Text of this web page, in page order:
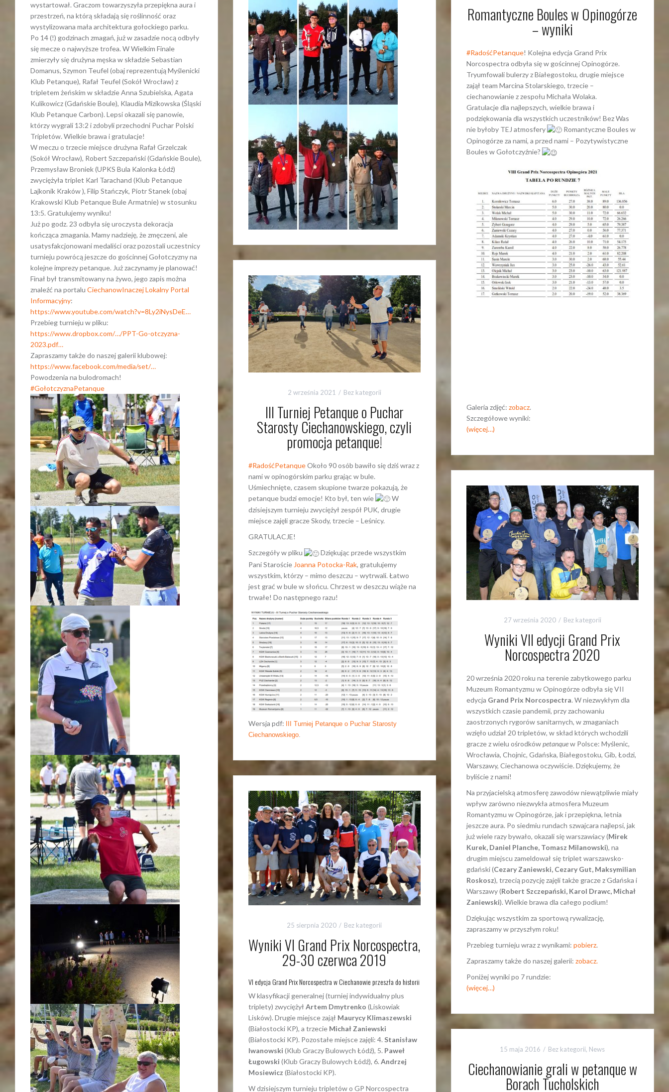
wystartował. Graczom towarzyszyła przepiękna aura i
przestrzeń, na którą składają się roślinność oraz
wystylizowana mała architektura gołockiego parku.
Po 14 (!) godzinach zmagań, już w zasadzie nocą odbyły
się mecze o najwyższe trofea. W Wielkim Finale
zmierzyły się drużyna męska w składzie Sebastian
Domanus, Szymon Teufel (obaj reprezentują Myślenicki
Klub Petanque), Rafał Teufel (Sokół Wrocław) z
tripletem żeńskim w składzie Anna Szubielska, Agata
Kulikowicz (Gdańskie Boule), Klaudia Mizikowska (Śląski
Klub Petanque Carbon). Lepsi okazali się panowie,
którzy wygrali 13:2 i zdobyli przechodni Puchar Polski
Tripletów. Wielkie brawa i gratulacje!
W meczu o trzecie miejsce drużyna Rafał Grzelczak
(Sokół Wrocław), Robert Szczepański (Gdańskie Boule),
Przemysław Broniek (UPKS Bula Kalonka Łódź)
zwyciężyła triplet Karl Tarachand (Klub Petanque
Lajkonik Kraków ), Filip Stańczyk, Piotr Stanek (obaj
Krakowski Klub Petanque Bule Armatnie) w stosunku
13:5. Gratulujemy wyniku!
Już po godz. 23 odbyła się uroczysta dekoracja
kończąca zmagania. Mamy nadzieję, że zmęczeni, ale
usatysfakcjonowani medaliści oraz pozostali uczestnicy
turnieju powrócą jeszcze do gościnnej Gołotczyzny na
kolejne imprezy petanque. Już zaczynamy je planować!
Finał był transmitowany na żywo, jego zapis można
znaleźć na portalu CiechanowInaczej Lokalny Portal
Informacyjny:
https://www.youtube.com/watch?v=8Ly2iNysDeE…
Przebieg turnieju w pliku:
https://www.dropbox.com/…/PPT-Go-otczyzna-
2023.pdf…
Zapraszamy także do naszej galerii klubowej:
https://www.facebook.com/media/set/…
Powodzenia na bulodromach!
#GołotczyznaPetanque
Romantyczne Boules w Opinogórze
– wyniki
#RadośćPetanque! Kolejna edycja Grand Prix
Norcospectra odbyła się w gościnnej Opinogórze.
Tryumfowali bulerzy z Białegostoku, drugie miejsce
zajął team Marcina Stolarskiego, trzecie –
ciechanowianie z zespołu Michała Wolaka.
Gratulacje dla najlepszych, wielkie brawa i
podziękowania dla wszystkich uczestników! Bez Was
nie byłoby TEJ atmosfery
Romantyczne Boules w
Opinogórze za nami, a przed nami – Pozytywistyczne
Boules w Gołotczyźnie?
Galeria zdjęć: zobacz.
Szczegółowe wyniki:
(więcej…)
2 września 2021 Bez kategorii
III Turniej Petanque o Puchar
Starosty Ciechanowskiego, czyli
promocja petanque!
#RadośćPetanqueOkoło 90 osób bawiło się dziś wraz z
nami w opinogórskim parku grając w bule.
Uśmiechnięte, czasem skupione twarze pokazują, że
petanque budzi emocje! Kto był, ten wie
W
dzisiejszym turnieju zwyciężył zespół PUK, drugie
miejsce zajęli gracze Skody, trzecie – Leśnicy.
GRATULACJE!
Szczegóły w pliku
Dziękując przede wszystkim
Pani Staroście Joanna Potocka-Rak, gratulujemy
wszystkim, którzy – mimo deszczu – wytrwali. Łatwo
jest grać w bule w słońcu. Chrzest w deszczu wiąże na
trwałe! Do następnego razu!
Wersja pdf: III Turniej Petanque o Puchar Starosty
Ciechanowskiego.
27 września 2020 Bez kategorii
Wyniki VII edycji Grand Prix
Norcospectra 2020
20 września 2020 roku na terenie zabytkowego parku
Muzeum Romantyzmu w Opinogórze odbyła się VII
edycja Grand Prix Norcospectra. W niezwykłym dla
wszystkich czasie pandemii, przy zachowaniu
zaostrzonych rygorów sanitarnych, w zmaganiach
wzięło udział 20 tripletów, w skład których wchodzili
gracze z wielu ośrodkówpetanquew Polsce: Myślenic,
Wrocławia, Chojnic, Gdańska, Białegostoku, Gib, Łodzi,
Warszawy, Ciechanowa oczywiście. Dziękujemy, że
byliście z nami!
Na przyjacielską atmosferę zawodów niewątpliwie miały
wpływ zarówno niezwykła atmosfera Muzeum
Romantyzmu w Opinogórze, jak i przepiękna, letnia
jeszcze aura. Po siedmiu rundach szwajcara najlepsi, jak
już wiele razy bywało, okazali się warszawiacy (Mirek
Kurek, Daniel Planche, Tomasz Milanowski), na
drugim miejscu zameldował się triplet warszawsko-
gdański (Cezary Zaniewski, Cezary Gut, Maksymilian
Roskosz), trzecią pozycję zajęli także gracze z Gdańska i
Warszawy (Robert Szczepański, Karol Drawc, Michał
Zaniewski). Wielkie brawa dla całego podium!
Dziękując wszystkim za sportową rywalizację,
zapraszamy w przyszłym roku!
Przebieg turnieju wraz z wynikami: pobierz.
Zapraszamy także do naszej galerii: zobacz.
Poniżej wyniki po 7 rundzie:
(więcej…)
25 sierpnia 2020 Bez kategorii
Wyniki VI Grand Prix Norcospectra,
29-30 czerwca 2019
VI edycja Grand Prix Norcospectra w Ciechanowie przeszła do historii
W klasyfikacji generalnej (turniej indywidualny plus
triplety) zwyciężył Artem Dmytrenko (Liskowiak
Lisków). Drugie miejsce zajął Maurycy Klimaszewski
(Białostocki KP), a trzecie Michał Zaniewski
(Białostocki KP). Pozostałe miejsce zajęli: 4. Stanisław
Iwanowski (Klub Graczy Bulowych Łódź), 5. Paweł
Ługowski (Klub Graczy Bulowych Łódź), 6. Andrzej
Mosiewicz (Białostocki KP).
W dzisiejszym turnieju tripletów o GP Norcospectra
15 maja 2016 Bez kategorii, News
Ciechanowianie grali w petanque w
Borach Tucholskich